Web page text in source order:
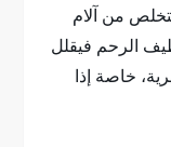
من آلام
الرحم فيقلل
خاصة إذا